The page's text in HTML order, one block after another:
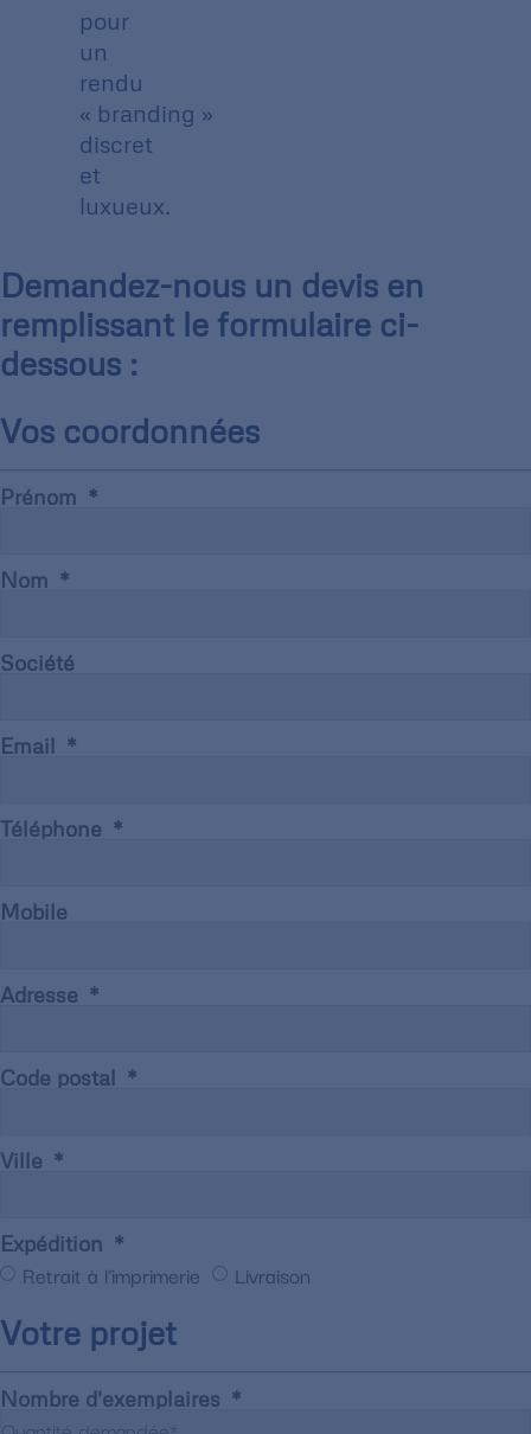
pour
un
rendu
« branding »
discret
et
luxueux.
Demandez-nous un devis en
remplissant le formulaire ci-
dessous :
Vos coordonnées
Prénom
Nom
Société
Email
Téléphone
Mobile
Adresse
Code postal
Ville
Expédition
Retrait à l'imprimerie Livraison
Votre projet
Nombre d'exemplaires